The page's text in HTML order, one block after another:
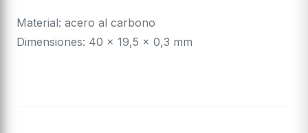
Material: acero al carbono
Dimensiones: 40 x 19,5 x 0,3 mm